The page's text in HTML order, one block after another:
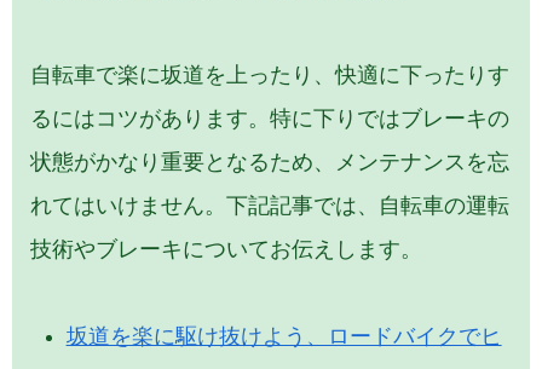
自転車で楽に坂道を上ったり、快適に下ったりす
るにはコツがあります。特に下りではブレーキの
状態がかなり重要となるため、メンテナンスを忘
れてはいけません。下記記事では、自転車の運転
技術やブレーキについてお伝えします。
坂道を楽に駆け抜けよう、ロードバイクでヒ